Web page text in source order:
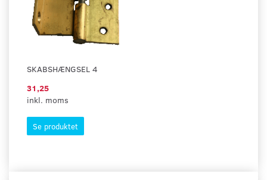
SKABSHÆNGSEL 4
31,25
inkl. moms
Se produktet